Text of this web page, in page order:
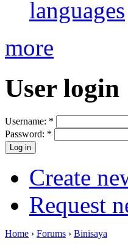
languages
more
User login
Username: *
Password: *
Create
Request
Home › Forums › Binisaya